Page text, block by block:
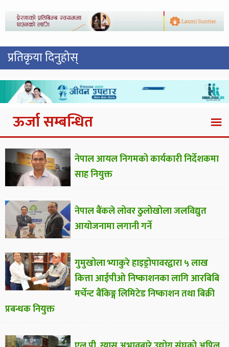
प्रतिकृया दिनुहोस्
ऊर्जा सम्बन्धित
नेपाल आयल निगमको कार्यकारी निर्देशकमा
साह नियुक्त
नेपाल बैंकले लोवर ठुलोखोला जलविद्युत
आयोजनामा लगानी गर्ने
गुमुखोला भ्याकुरे हाइड्रोपावरद्वारा ५ लाख
कित्ता आईपीओ निष्काशनका लागि आरबिबि
मर्चेन्ट बैंकिङ्ग लिमिटेड निष्काशन तथा बिक्री
प्रबन्धक नियुक्त